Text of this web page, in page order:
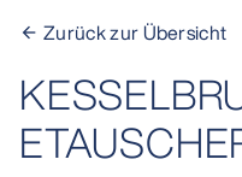
arrow_back Zurück zur Übersicht